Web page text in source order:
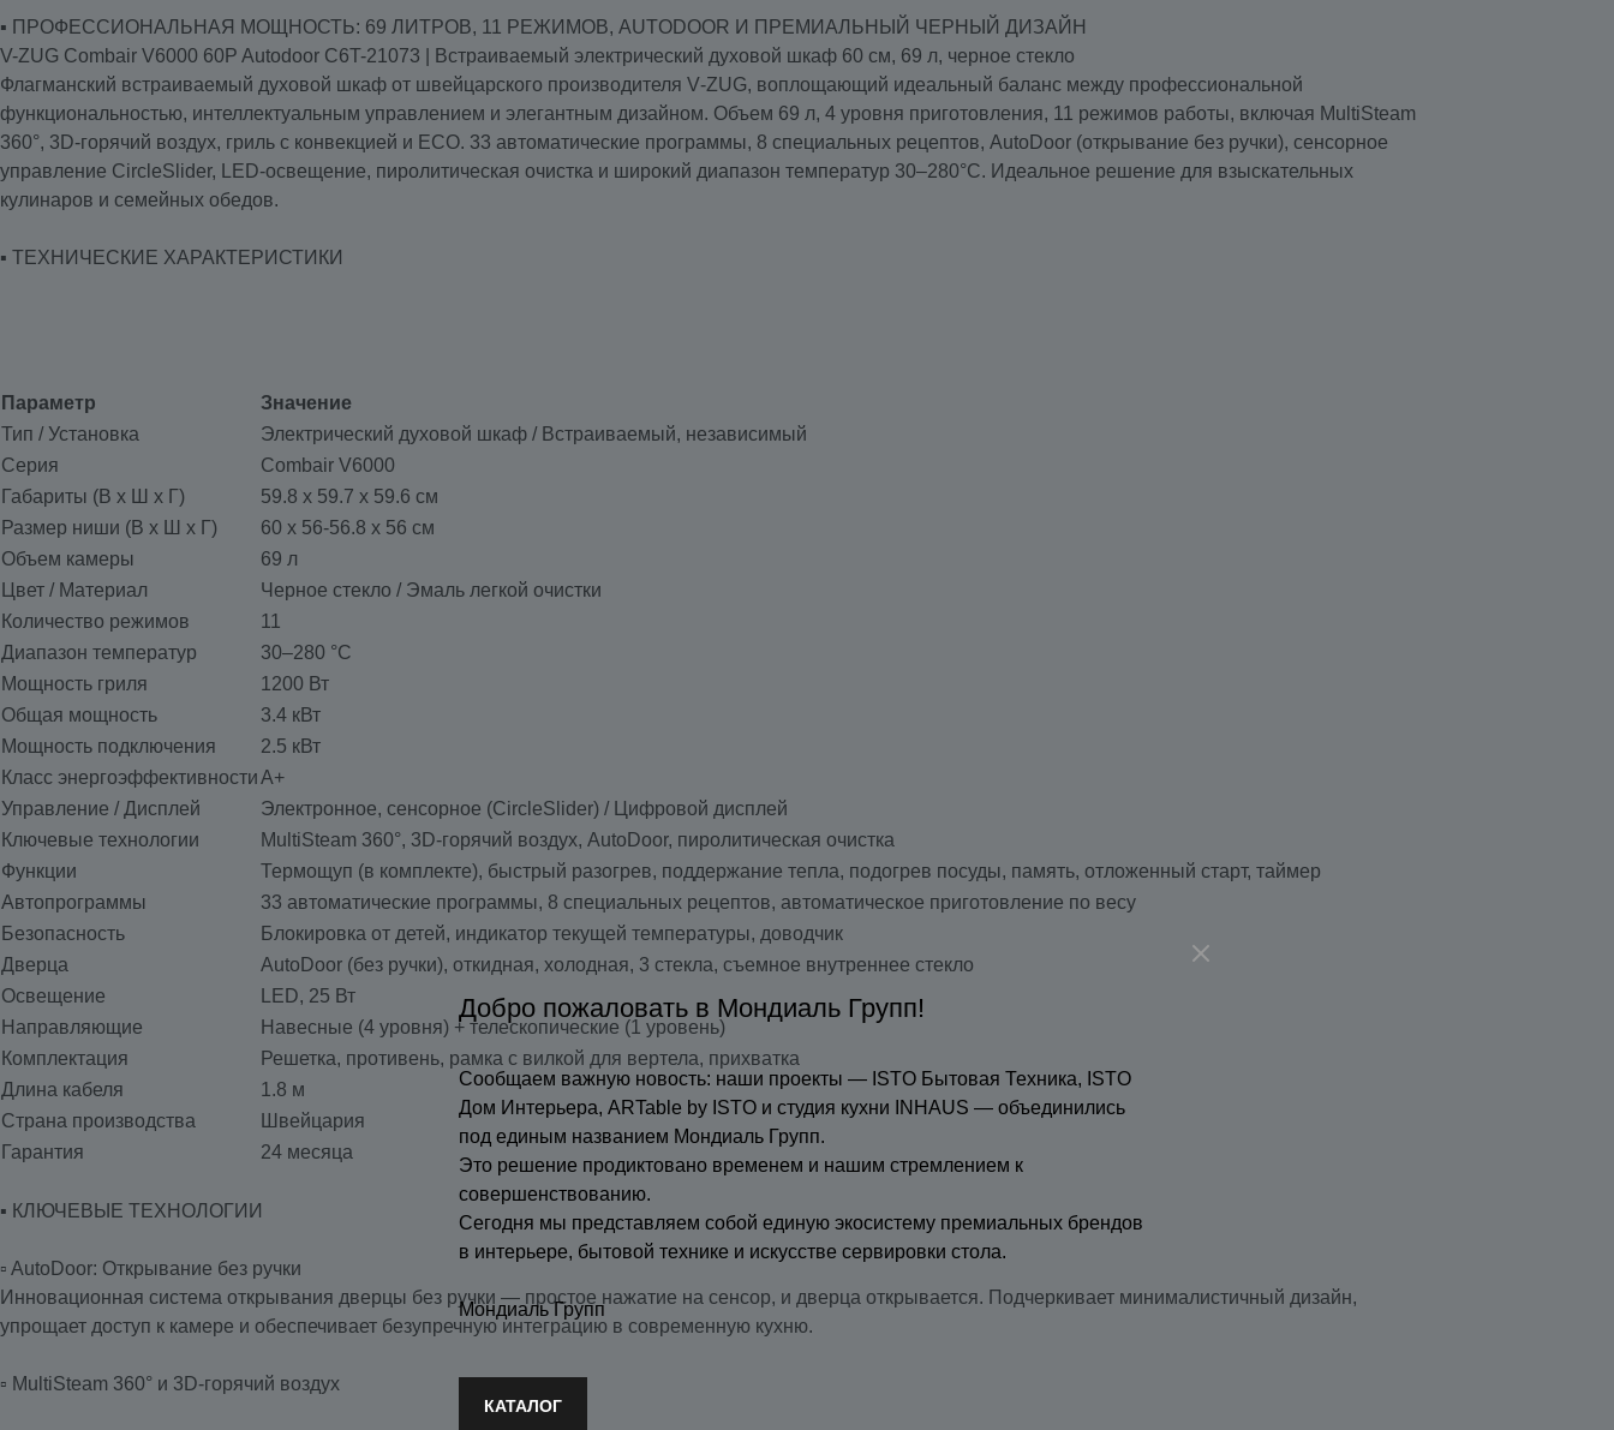
▪️ ПРОФЕССИОНАЛЬНАЯ МОЩНОСТЬ: 69 ЛИТРОВ, 11 РЕЖИМОВ, AUTODOOR И ПРЕМИАЛЬНЫЙ ЧЕРНЫЙ ДИЗАЙН
V-ZUG Combair V6000 60P Autodoor C6T-21073 | Встраиваемый электрический духовой шкаф 60 см, 69 л, черное стекло
Флагманский встраиваемый духовой шкаф от швейцарского производителя V‑ZUG, воплощающий идеальный баланс между профессиональной
функциональностью, интеллектуальным управлением и элегантным дизайном. Объем 69 л, 4 уровня приготовления, 11 режимов работы, включая MultiSteam
360°, 3D-горячий воздух, гриль с конвекцией и ECO. 33 автоматические программы, 8 специальных рецептов, AutoDoor (открывание без ручки), сенсорное
управление CircleSlider, LED-освещение, пиролитическая очистка и широкий диапазон температур 30–280°C. Идеальное решение для взыскательных
кулинаров и семейных обедов.
▪️ ТЕХНИЧЕСКИЕ ХАРАКТЕРИСТИКИ
Параметр
Значение
Тип / Установка
Электрический духовой шкаф / Встраиваемый, независимый
Серия
Combair V6000
Габариты (В x Ш x Г)
59.8 x 59.7 x 59.6 см
Размер ниши (В x Ш x Г)
60 x 56-56.8 x 56 см
Объем камеры
69 л
Цвет / Материал
Черное стекло / Эмаль легкой очистки
Количество режимов
11
Диапазон температур
30–280 °C
Мощность гриля
1200 Вт
Общая мощность
3.4 кВт
Мощность подключения
2.5 кВт
Класс энергоэффективностиA+
Управление / Дисплей
Электронное, сенсорное (CircleSlider) / Цифровой дисплей
Ключевые технологии
MultiSteam 360°, 3D-горячий воздух, AutoDoor, пиролитическая очистка
Функции
Термощуп (в комплекте), быстрый разогрев, поддержание тепла, подогрев посуды, память, отложенный старт, таймер
Автопрограммы
33 автоматические программы, 8 специальных рецептов, автоматическое приготовление по весу
Безопасность
Блокировка от детей, индикатор текущей температуры, доводчик
Дверца
AutoDoor (без ручки), откидная, холодная, 3 стекла, съемное внутреннее стекло
Освещение
LED, 25 Вт
Направляющие
Навесные (4 уровня) + телескопические (1 уровень)
Комплектация
Решетка, противень, рамка с вилкой для вертела, прихватка
Длина кабеля
1.8 м
Страна производства
Швейцария
Гарантия
24 месяца
▪️ КЛЮЧЕВЫЕ ТЕХНОЛОГИИ
▫️ AutoDoor: Открывание без ручки
Инновационная система открывания дверцы без ручки — простое нажатие на сенсор, и дверца открывается. Подчеркивает минималистичный дизайн,
упрощает доступ к камере и обеспечивает безупречную интеграцию в современную кухню.
▫️ MultiSteam 360° и 3D-горячий воздух
Добро пожаловать в Мондиаль Групп!
Сообщаем важную новость: наши проекты — ISTO Бытовая Техника, ISTO
Дом Интерьера, ARTable by ISTO и студия кухни INHAUS — объединились
под единым названием Мондиаль Групп.
Это решение продиктовано временем и нашим стремлением к
совершенствованию.
Сегодня мы представляем собой единую экосистему премиальных брендов
в интерьере, бытовой технике и искусстве сервировки стола.
Мондиаль Групп
КАТАЛОГ